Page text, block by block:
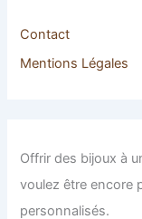
Contact
Mentions Légales
Offrir des bijoux à
voulez être encore
personnalisés.